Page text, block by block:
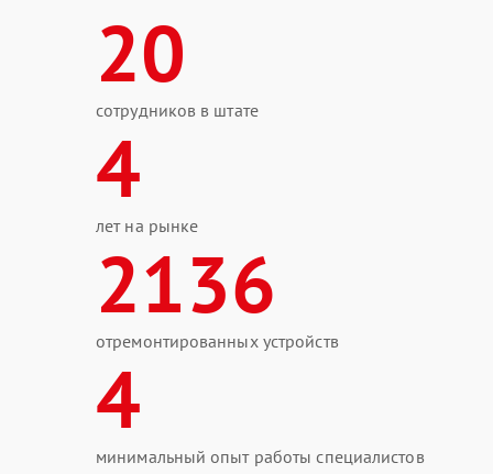
20
сотрудников в штате
4
лет на рынке
2136
отремонтированных устройств
4
минимальный опыт работы специалистов